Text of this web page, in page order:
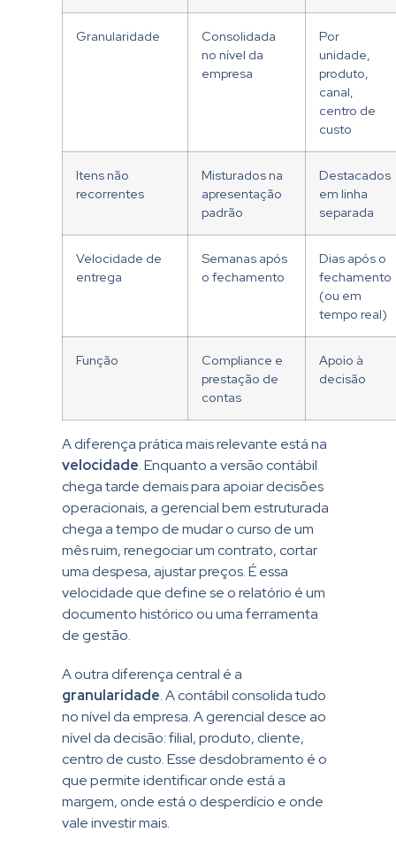
Granularidade
Consolidada
no nível da
empresa
Por
unidade,
produto,
canal,
centro de
custo
Itens não
recorrentes
Misturados na
apresentação
padrão
Destacados
em linha
separada
Velocidade de
entrega
Semanas após
o fechamento
Dias após o
fechamento
(ou em
tempo real)
Função
Compliance e
prestação de
contas
Apoio à
decisão
A diferença prática mais relevante está na
velocidade. Enquanto a versão contábil
chega tarde demais para apoiar decisões
operacionais, a gerencial bem estruturada
chega a tempo de mudar o curso de um
mês ruim, renegociar um contrato, cortar
uma despesa, ajustar preços. É essa
velocidade que define se o relatório é um
documento histórico ou uma ferramenta
de gestão.
A outra diferença central é a
granularidade. A contábil consolida tudo
no nível da empresa. A gerencial desce ao
nível da decisão: filial, produto, cliente,
centro de custo. Esse desdobramento é o
que permite identificar onde está a
margem, onde está o desperdício e onde
vale investir mais.